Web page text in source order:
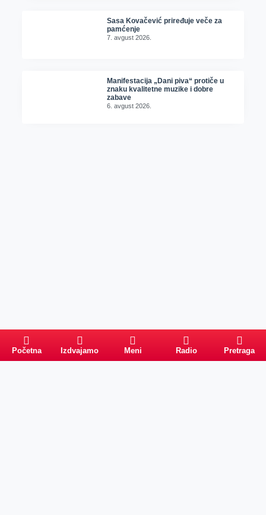
Sasa Kovačević priređuje veče za
pamćenje
7. avgust 2026.
Manifestacija „Dani piva“ protiče u
znaku kvalitetne muzike i dobre
zabave
6. avgust 2026.
Početna Izdvajamo Meni Radio Pretraga